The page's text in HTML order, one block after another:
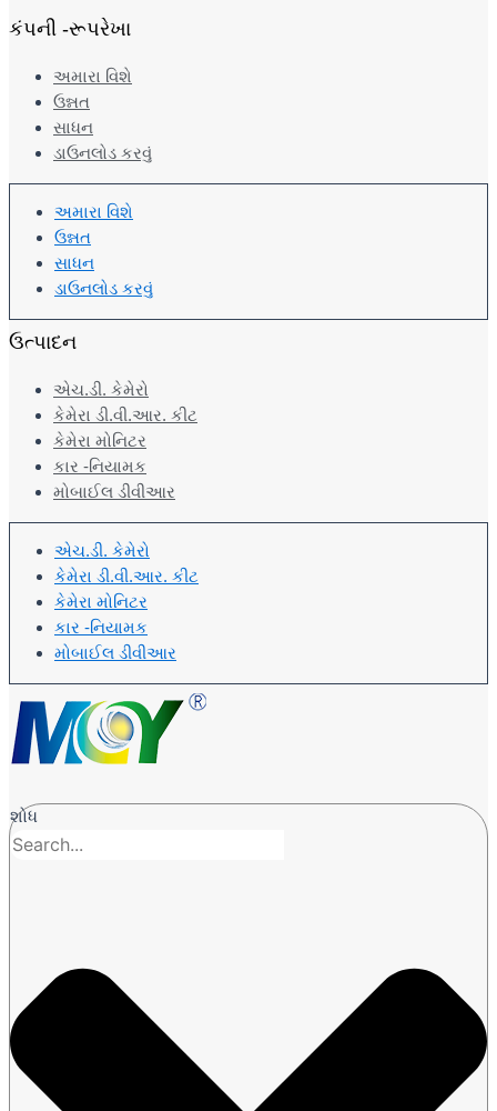
કંપની -રૂપરેખા
અમારા વિશે
ઉન્નત
સાધન
ડાઉનલોડ કરવું
અમારા વિશે
ઉન્નત
સાધન
ડાઉનલોડ કરવું
ઉત્પાદન
એચ.ડી. કેમેરો
કેમેરા ડી.વી.આર. કીટ
કેમેરા મોનિટર
કાર -નિયામક
મોબાઈલ ડીવીઆર
એચ.ડી. કેમેરો
કેમેરા ડી.વી.આર. કીટ
કેમેરા મોનિટર
કાર -નિયામક
મોબાઈલ ડીવીઆર
શોધ